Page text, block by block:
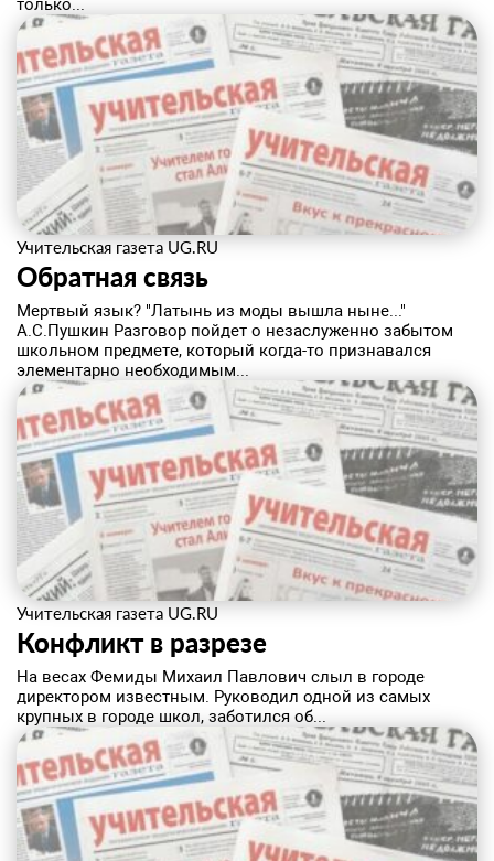
только...
Учительская газета UG.RU
Обратная связь
Мертвый язык? "Латынь из моды вышла ныне..."
А.С.Пушкин Разговор пойдет о незаслуженно забытом
школьном предмете, который когда-то признавался
элементарно необходимым...
Учительская газета UG.RU
Конфликт в разрезе
На весах Фемиды Михаил Павлович слыл в городе
директором известным. Руководил одной из самых
крупных в городе школ, заботился об...